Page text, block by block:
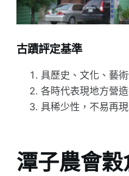
古蹟評定基準
具歷史、文化、藝
各時代表現地方營
具稀少性，不易再
潭子農會